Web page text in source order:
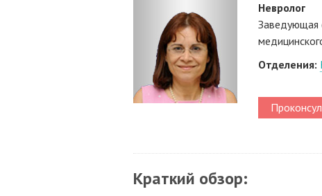
Невролог
Заведующая
Отделения:
Краткий обзор: